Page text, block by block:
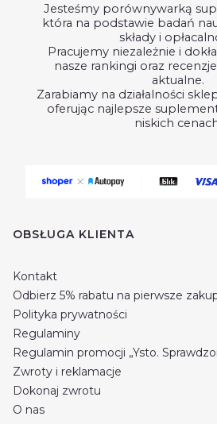
Jesteśmy porównywarką
która na podstawie badań
składy i
Pracujemy niezależnie i
nasze rankingi oraz
aktualne.
Zarabiamy na działalności
oferując najlepsze
niskich
Linki w stopce
OBSŁUGA KLIENTA
Kontakt
Odbierz 5% rabatu na pierwsze
Polityka prywatności
Regulaminy
Regulamin promocji „Ysto.
Zwroty i reklamacje
Dokonaj zwrotu
O nas